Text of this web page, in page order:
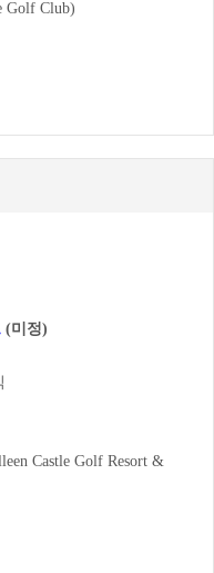
Golf Club)
(미정)
Castle Golf Resort &